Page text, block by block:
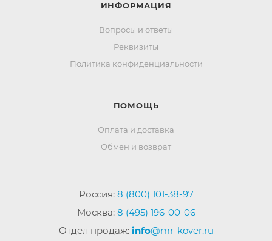
ИНФОРМАЦИЯ
Вопросы и ответы
Реквизиты
Политика конфиденциальности
ПОМОЩЬ
Оплата и доставка
Обмен и возврат
Россия: 8 (800) 101-38-97
Москва: 8 (495) 196-00-06
Отдел продаж: info@mr-kover.ru